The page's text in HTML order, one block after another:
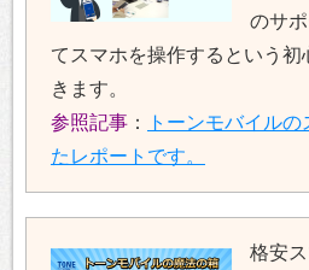
のサ
てスマホを操作するという
きます。
参照記事 ：
トーンモバイル
たレポートです。
格安